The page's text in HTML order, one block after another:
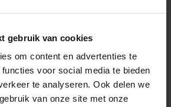
gebruik van cookies
om content en advertenties te
voor social media te bieden
te analyseren. Ook delen we
van onze site met onze
Laboratoria, Ziekenhuizen en
en hygiëne